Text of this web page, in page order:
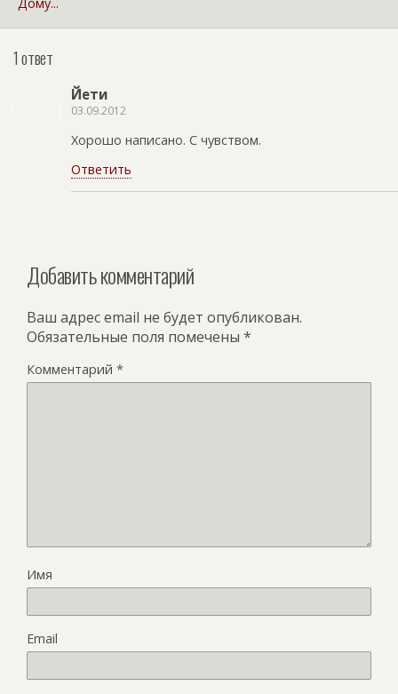
1 ответ
Йети
03.09.2012
Хорошо написано. С чувством.
Ответить
Добавить комментарий
Ваш адрес email не будет опубликован.
Обязательные поля помечены *
Комментарий *
Имя
Email